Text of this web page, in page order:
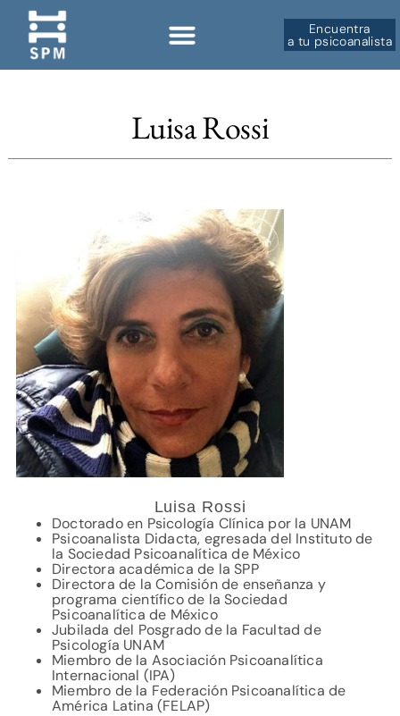
Encuentra
a tu psicoanalista
Luisa Rossi
Luisa Rossi
Doctorado en Psicología Clínica por la UNAM
Psicoanalista Didacta, egresada del Instituto de
la Sociedad Psicoanalítica de México
Directora académica de la SPP
Directora de la Comisión de enseñanza y
programa científico de la Sociedad
Psicoanalítica de México
Jubilada del Posgrado de la Facultad de
Psicología UNAM
Miembro de la Asociación Psicoanalítica
Internacional (IPA)
Miembro de la Federación Psicoanalítica de
América Latina (FELAP)